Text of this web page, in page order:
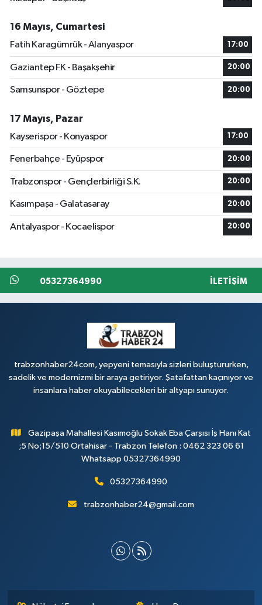
16 Mayıs, Cumartesi
Fatih Karagümrük - Alanyaspor
17:00
Gaziantep FK - Başakşehir 20:00
Samsunspor - Göztepe 20:00
17 Mayıs, Pazar
Kayserispor - Konyaspor
17:00
Fenerbahçe - Eyüpspor 20:00
Trabzonspor - Gençlerbirliği S.K. 20:00
Kasımpaşa - Galatasaray 20:00
Antalyaspor - Kocaelispor 20:00
05327364990 İLETIŞIM
trabzonhaber24com, yepyeni temasıyla sizleri buluştururken,
sadelik ve modernizmi bir araya getiriyor. Şatafattan kaçınıyor ve
insanlara haber okuyabilecekleri bir altyapı sunuyor.
Gazipaşa Mahallesi Kasımoğlu Sokak Eba Çarşısı İş Hanı Kat
;5 No;15/510 Ortahisar - Trabzon Telefon : 0462 323 06 61
Whatsapp 05327364990
05327364990
trabzonhaber24@gmail.com